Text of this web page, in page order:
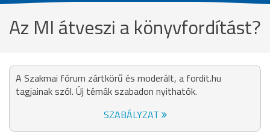
Az MI átveszi a könyvfordítást?
A Szakmai fórum zártkörű és moderált, a fordit.hu
tagjainak szól. Új témák szabadon nyithatók.
SZABÁLYZAT